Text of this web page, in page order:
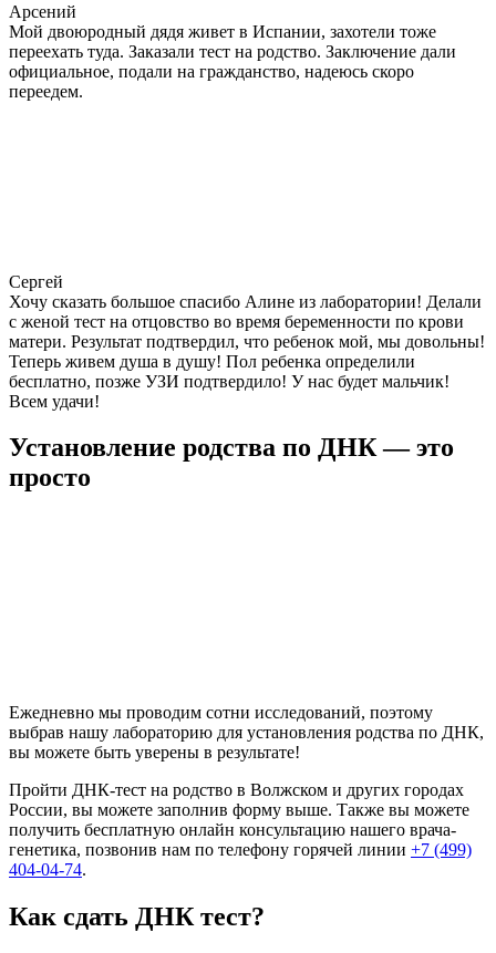
Арсений
Мой двоюродный дядя живет в Испании, захотели тоже
переехать туда. Заказали тест на родство. Заключение дали
официальное, подали на гражданство, надеюсь скоро
переедем.
Сергей
Хочу сказать большое спасибо Алине из лаборатории! Делали
с женой тест на отцовство во время беременности по крови
матери. Результат подтвердил, что ребенок мой, мы довольны!
Теперь живем душа в душу! Пол ребенка определили
бесплатно, позже УЗИ подтвердило! У нас будет мальчик!
Всем удачи!
Установление родства по ДНК — это
просто
Ежедневно мы проводим сотни исследований, поэтому
выбрав нашу лабораторию для установления родства по ДНК,
вы можете быть уверены в результате!
Пройти ДНК-тест на родство в Волжском и других городах
России, вы можете заполнив форму выше. Также вы можете
получить бесплатную онлайн консультацию нашего врача-
генетика, позвонив нам по телефону горячей линии +7 (499)
404-04-74.
Как сдать ДНК тест?